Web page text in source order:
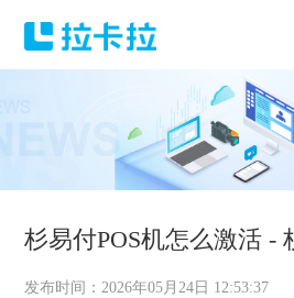
杉易付POS机怎么激活 -
发布时间：2026年05月24日 12:53:37